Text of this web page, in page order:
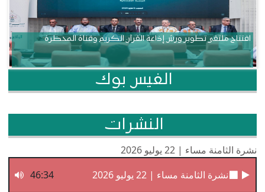
افتتاح ملتقى تطوير ورش إذاعة القرآن الكريم وقناة المحظرة
الفيس بوك
النشرات
نشرة الثامنة مساء | 22 يوليو 2026
نشرة الثامنة مساء | 22 يوليو 2026
46:34